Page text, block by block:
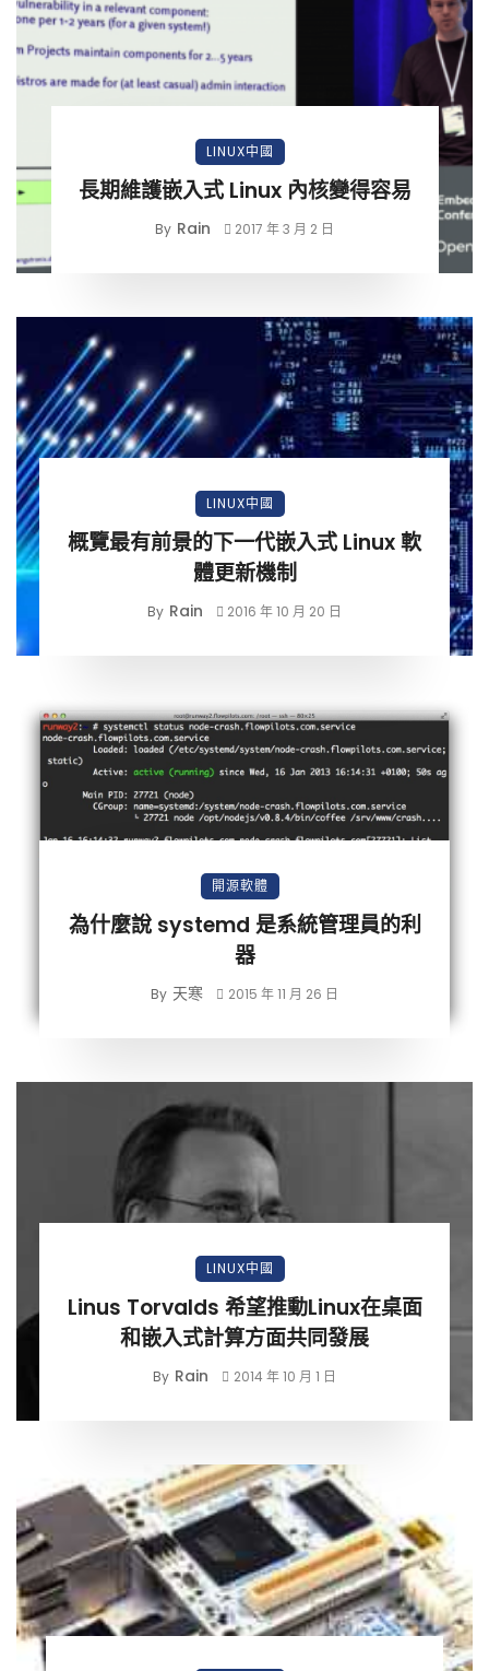
LINUX中國
長期維護嵌入式 Linux 內核變得容易
By Rain 2017 年 3 月 2 日
LINUX中國
概覽最有前景的下一代嵌入式 Linux 軟
體更新機制
By Rain 2016 年 10 月 20 日
開源軟體
為什麼說 systemd 是系統管理員的利
器
By 天寒 2015 年 11 月 26 日
LINUX中國
Linus Torvalds 希望推動Linux在桌面
和嵌入式計算方面共同發展
By Rain 2014 年 10 月 1 日